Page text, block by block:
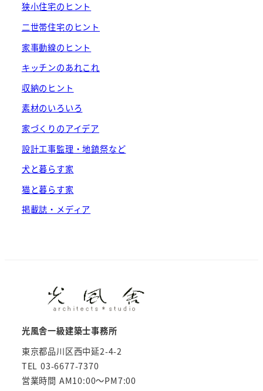
狭小住宅のヒント
二世帯住宅のヒント
家事動線のヒント
キッチンのあれこれ
収納のヒント
素材のいろいろ
家づくりのアイデア
設計工事監理・地鎮祭など
犬と暮らす家
猫と暮らす家
掲載誌・メディア
光風舎一級建築士事務所
東京都品川区西中延2-4-2
TEL 03-6677-7370
営業時間 AM10:00～PM7:00